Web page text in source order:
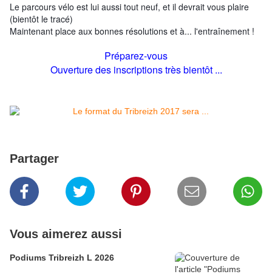
Le parcours vélo est lui aussi tout neuf, et il devrait vous plaire
(bientôt le tracé)
Maintenant place aux bonnes résolutions et à... l'entraînement !
Préparez-vous
Ouverture des inscriptions très bientôt ...
Partager
Vous aimerez aussi
Podiums Tribreizh L 2026